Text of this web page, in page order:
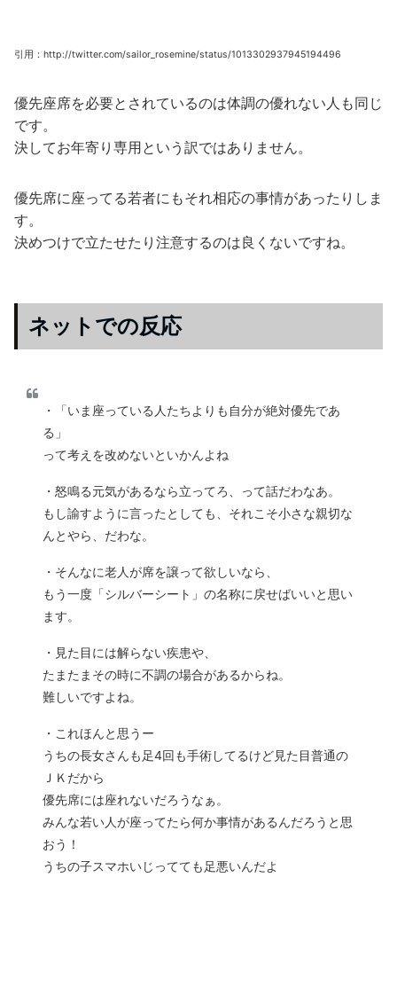
引用：http://twitter.com/sailor_rosemine/status/1013302937945194496
優先座席を必要とされているのは体調の優れない人も同じ
です。
決してお年寄り専用という訳ではありません。
優先席に座ってる若者にもそれ相応の事情があったりしま
す。
決めつけで立たせたり注意するのは良くないですね。
ネットでの反応
・「いま座っている人たちよりも自分が絶対優先であ
る」
って考えを改めないといかんよね
・怒鳴る元気があるなら立ってろ、って話だわなあ。
もし諭すように言ったとしても、それこそ小さな親切な
んとやら、だわな。
・そんなに老人が席を譲って欲しいなら、
もう一度「シルバーシート」の名称に戻せばいいと思い
ます。
・見た目には解らない疾患や、
たまたまその時に不調の場合があるからね。
難しいですよね。
・これほんと思うー
うちの長女さんも足4回も手術してるけど見た目普通の
ＪＫだから
優先席には座れないだろうなぁ。
みんな若い人が座ってたら何か事情があるんだろうと思
おう！
うちの子スマホいじってても足悪いんだよ